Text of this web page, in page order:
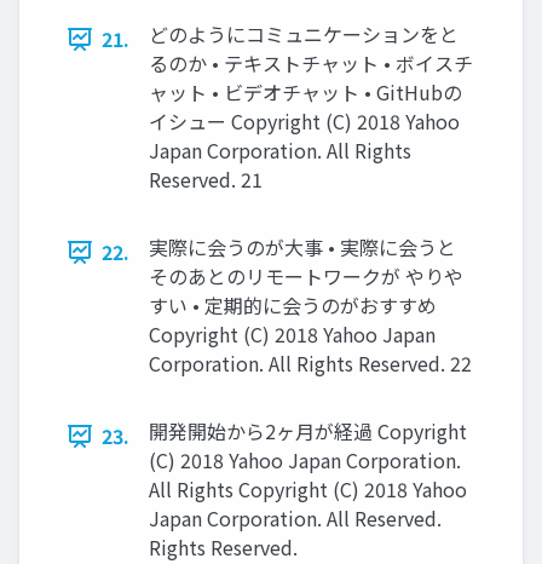
21.
どのようにコミュニケーションをと
るのか • テキストチャット • ボイスチ
ャット • ビデオチャット • GitHubの
イシュー Copyright (C) 2018 Yahoo
Japan Corporation. All Rights
Reserved. 21
22.
実際に会うのが大事 • 実際に会うと
そのあとのリモートワークが やりや
すい • 定期的に会うのがおすすめ
Copyright (C) 2018 Yahoo Japan
Corporation. All Rights Reserved. 22
23.
開発開始から2ヶ月が経過 Copyright
(C) 2018 Yahoo Japan Corporation.
All Rights Copyright (C) 2018 Yahoo
Japan Corporation. All Reserved.
Rights Reserved.